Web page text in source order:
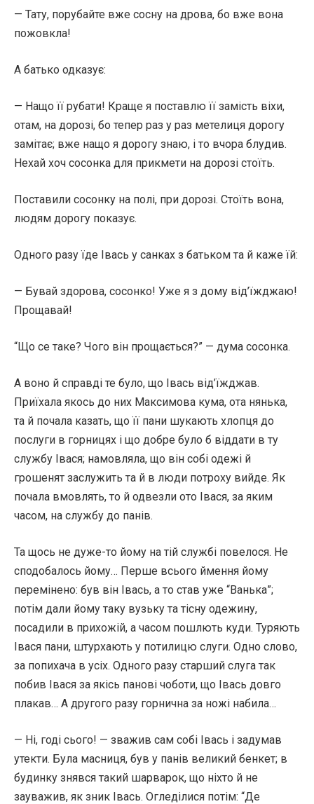
— Тату, порубайте вже сосну на дрова, бо вже вона
пожовкла!
А батько одказує:
— Нащо її рубати! Краще я поставлю її замість віхи,
отам, на дорозі, бо тепер раз у раз метелиця дорогу
замітає; вже нащо я дорогу знаю, і то вчора блудив.
Нехай хоч сосонка для прикмети на дорозі стоїть.
Поставили сосонку на полі, при дорозі. Стоїть вона,
людям дорогу показує.
Одного разу їде Івась у санках з батьком та й каже їй:
— Бувай здорова, сосонко! Уже я з дому від’їжджаю!
Прощавай!
“Що се таке? Чого він прощається?” — дума сосонка.
А воно й справді те було, що Івась від’їжджав.
Приїхала якось до них Максимова кума, ота нянька,
та й почала казать, що її пани шукають хлопця до
послуги в горницях і що добре було б віддати в ту
службу Івася; намовляла, що він собі одежі й
грошенят заслужить та й в люди потроху вийде. Як
почала вмовлять, то й одвезли ото Івася, за яким
часом, на службу до панів.
Та щось не дуже-то йому на тій службі повелося. Не
сподобалось йому… Перше всього ймення йому
перемінено: був він Івась, а то став уже “Ванька”;
потім дали йому таку вузьку та тісну одежину,
посадили в прихожій, а часом пошлють куди. Туряють
Івася пани, штурхають у потилицю слуги. Одно слово,
за попихача в ycіx. Одного разу старший слуга так
побив Івася за якісь панові чоботи, що Івась довго
плакав… А другого разу горнична за ножі набила…
— Ні, годі сього! — зважив сам собі Івась і задумав
утекти. Була масниця, був у панів великий бенкет; в
будинку знявся такий шарварок, що ніхто й не
зауважив, як зник Івась. Огледілися потім: “Де